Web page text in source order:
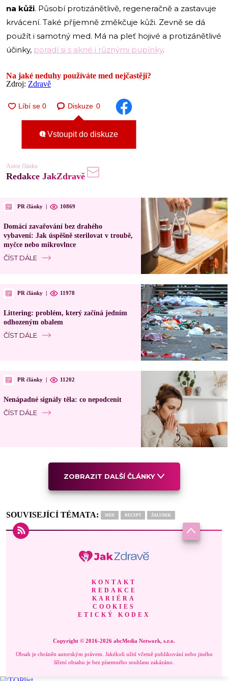
na kůži. Působí protizánětlivě, regeneračně a zastavuje
krvácení. Také příjemně změkčuje kůži. Zevně se dá
použít i samotný med. Má na pleť hojivé a protizánětlivé
účinky, poradí si s akné i různými pupínky.
Na jaké neduhy používáte med nejčastěji?
Zdroj: Zdravě
Diskuze 0
Vstoupit do diskuze
Autor článku
Redakce JakZdravě
PR články | 10869
Domácí zavařování bez drahého
vybavení: Jak úspěšně sterilovat v troubě,
myčce nebo mikrovlnce
ČÍST DÁLE
PR články | 11978
Littering: problém, který začíná jedním
odhozeným obalem
ČÍST DÁLE
PR články | 11202
Nenápadné signály těla: co nepodcenit
ČÍST DÁLE
ZOBRAZIT DALŠÍ ČLÁNKY
SOUVISEJÍCÍ TÉMATA: MED RECEPT ŽALUDEK
KONTAKT
REDAKCE
KARIÉRA
COOKIES
ETICKÝ KODEX
Copyright © 2016-2026 abcMedia Network, s.r.o.
Obsah je chráněn autorským právem. Jakékoli užití včetně publikování nebo jiného
šíření obsahu je bez písemného souhlasu zakázáno.